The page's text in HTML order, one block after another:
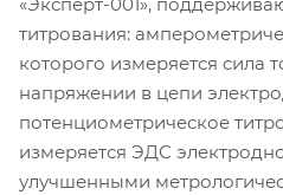
титрования:
которого измеряется сила
напряжении в цепи
потенциометрическое
измеряется ЭДС
улучшенными